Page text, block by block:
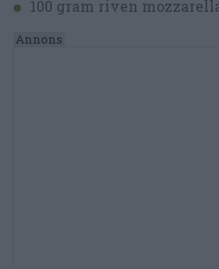
100 gram riven